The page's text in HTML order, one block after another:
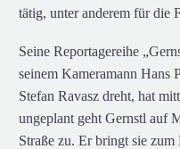
tätig, unter anderem für die
Seine Reportagereihe
seinem Kameramann Hans
Stefan Ravasz dreht, hat
ungeplant geht Gernstl auf
Straße zu. Er bringt sie zum